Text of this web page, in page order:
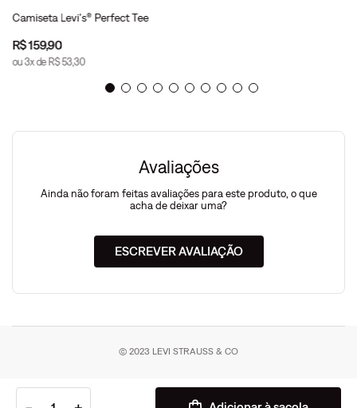
Camiseta Levi's® Perfect Tee
R$159,90
ou3x de R$ 53,30
Avaliações
Ainda não foram feitas avaliações para este produto, o que
acha de deixar uma?
ESCREVER AVALIAÇÃO
© 2023 LEVI STRAUSS & CO